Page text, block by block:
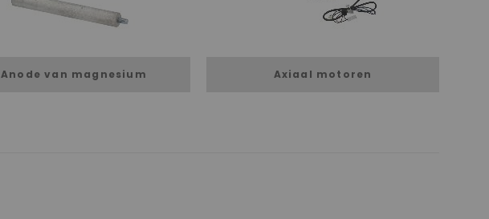
Anode van magnesium Axiaal motoren